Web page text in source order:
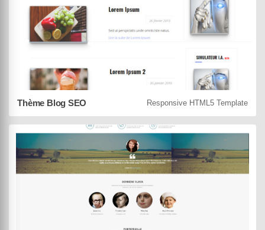
Thème Blog SEO Responsive HTML5 Template
ACHETER